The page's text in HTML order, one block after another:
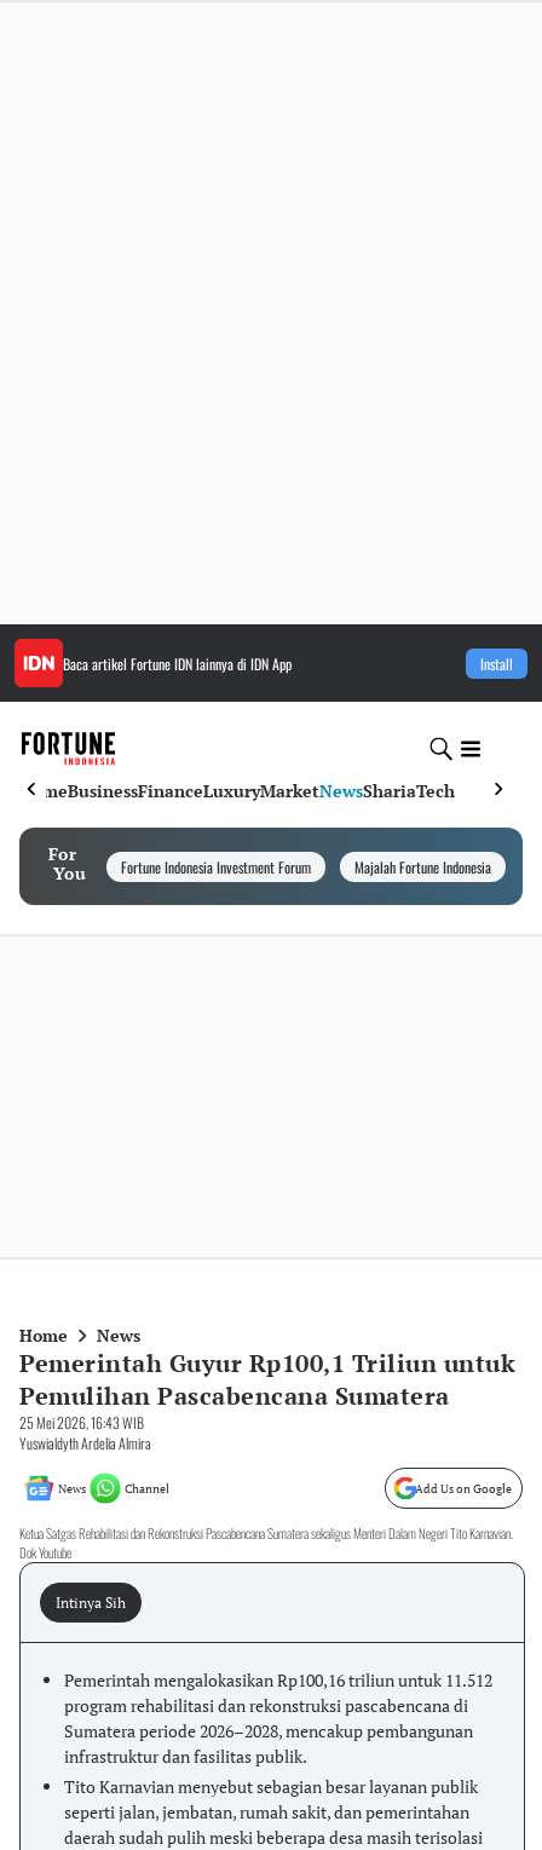
Baca artikel Fortune IDNlainnya di IDN App Install
HomeBusinessFinanceLuxuryMarketNewsShariaTech
For
You
Fortune Indonesia Investment Forum Majalah Fortune Indonesia
Home News
Pemerintah Guyur Rp100,1 Triliun untuk
Pemulihan Pascabencana Sumatera
25 Mei 2026, 16:43 WIB
Yuswialdyth Ardelia Almira
News Channel Add Us on Google
Ketua Satgas Rehabilitasi dan Rekonstruksi Pascabencana Sumatera sekaligus Menteri Dalam Negeri Tito Karnavian.
Dok Youtube
Intinya Sih
Pemerintah mengalokasikan Rp100,16 triliun untuk 11.512
program rehabilitasi dan rekonstruksi pascabencana di
Sumatera periode 2026–2028, mencakup pembangunan
infrastruktur dan fasilitas publik.
Tito Karnavian menyebut sebagian besar layanan publik
seperti jalan, jembatan, rumah sakit, dan pemerintahan
daerah sudah pulih meski beberapa desa masih terisolasi